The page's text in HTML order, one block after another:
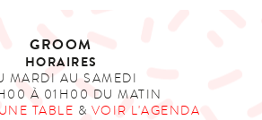
GROOM
HORAIRES
MARDI AU SAMEDI
À 01H00 DU MATIN
TABLE & VOIR L'AGENDA